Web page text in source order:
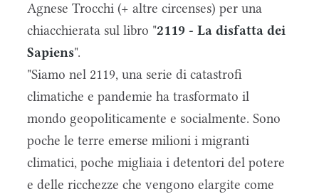
Agnese Trocchi (+ altre circenses) per una
chiacchierata sul libro "2119 - La disfatta dei
Sapiens".
"Siamo nel 2119, una serie di catastrofi
climatiche e pandemie ha trasformato il
mondo geopoliticamente e socialmente. Sono
poche le terre emerse milioni i migranti
climatici, poche migliaia i detentori del potere
e delle ricchezze che vengono elargite come